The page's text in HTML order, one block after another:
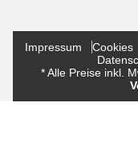
Impressum Cookies
* Alle Preise inkl.